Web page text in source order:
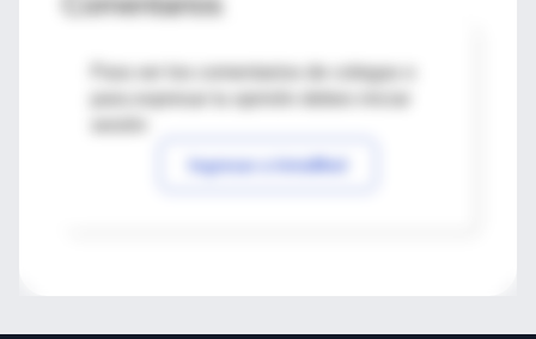
Para ver los comentarios de colegas o
Ingresar a IntraMed